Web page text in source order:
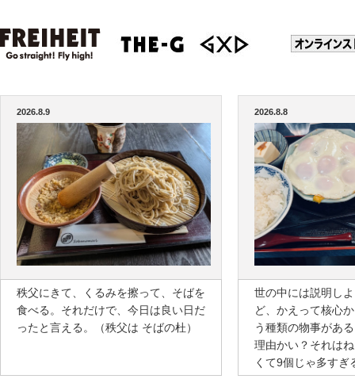
2026.8.9
秩父にきて、くるみを擦って、そばを
食べる。それだけで、今日は良い日だ
ったと言える。（秩父は そばの杜）
2026.8.8
世の中には説明し
ど、かえって核心
う種類の物事があ
理由かい？それは
くて9個じゃ多すぎ